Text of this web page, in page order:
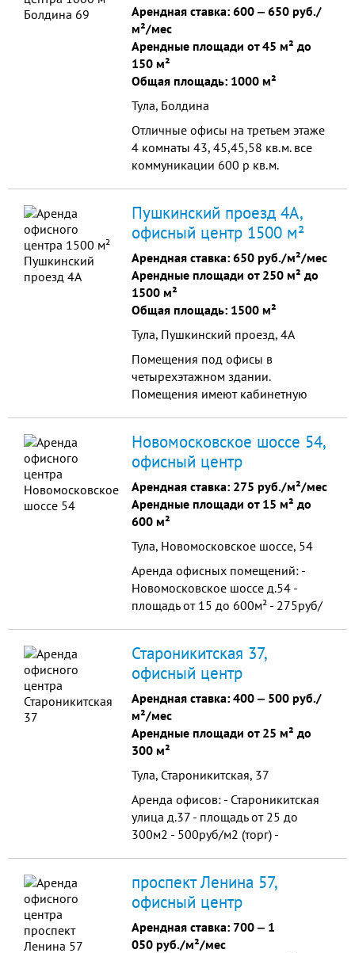
Арендная ставка: 600 ‒ 650 руб./
м²/мес
Арендные площади от 45 м² до
150 м²
Общая площадь: 1000 м²
Тула, Болдина
Отличные офисы на третьем этаже
4 комнаты 43, 45,45,58 кв.м. все
коммуникации 600 р кв.м.
Интернет, телефония
Пушкинский проезд 4А,
офисный центр 1500 м²
Арендная ставка: 650 руб./м²/мес
Арендные площади от 250 м² до
1500 м²
Общая площадь: 1500 м²
Тула, Пушкинский проезд, 4А
Помещения под офисы в
четырехэтажном здании.
Помещения имеют кабинетную
пластиковые окна, имеются все
коммуникации.
Новомосковское шоссе 54,
офисный центр
Арендная ставка: 275 руб./м²/мес
Арендные площади от 15 м² до
600 м²
Тула, Новомосковское шоссе, 54
Аренда офисных помещений: -
Новомосковское шоссе д.54 -
площадь от 15 до 600м² - 275руб/
складские помещения - на 1 этаже
– кафе - удобный подъезд,
большая парковка
Староникитская 37,
офисный центр
Арендная ставка: 400 ‒ 500 руб./
м²/мес
Арендные площади от 25 м² до
300 м²
Тула, Староникитская, 37
Аренда офисов: - Староникитская
улица д.37 - площадь от 25 до
300м2 - 500руб/м2 (торг) -
торговые помещения - охранная
сигнализация, кондиционеры -
большая парковка с 4-ех сторон
здания
проспект Ленина 57,
офисный центр
Арендная ставка: 700 ‒ 1
050 руб./м²/мес